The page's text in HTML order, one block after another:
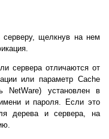
щелкнув на нем
сервера отличаются от
или параметр Cache
NetWare) установлен в
и пароля. Если это
дерева и сервера, на